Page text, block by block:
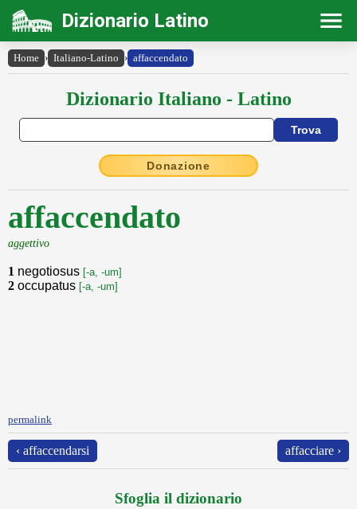
Dizionario Latino
Home › Italiano-Latino › affaccendato
Dizionario Italiano - Latino
Donazione
affaccendato
aggettivo
1 negotiosus [-a, -um]
2 occupatus [-a, -um]
permalink
‹ affaccendarsi affacciare ›
Sfoglia il dizionario